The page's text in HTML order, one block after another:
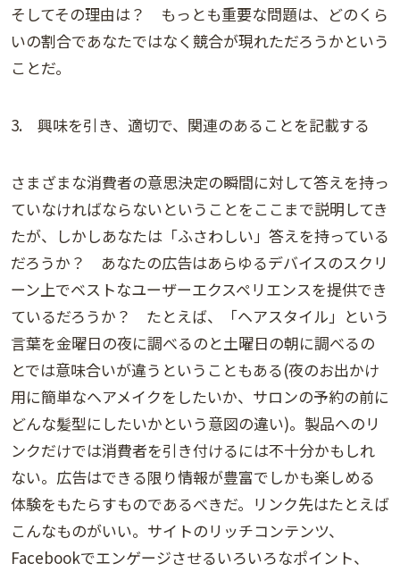
そしてその理由は？ もっとも重要な問題は、どのくら
いの割合であなたではなく競合が現れただろうかという
ことだ。
3. 興味を引き、適切で、関連のあることを記載する
さまざまな消費者の意思決定の瞬間に対して答えを持っ
ていなければならないということをここまで説明してき
たが、しかしあなたは「ふさわしい」答えを持っている
だろうか？ あなたの広告はあらゆるデバイスのスクリ
ーン上でベストなユーザーエクスペリエンスを提供でき
ているだろうか？ たとえば、「ヘアスタイル」という
言葉を金曜日の夜に調べるのと土曜日の朝に調べるの
とでは意味合いが違うということもある(夜のお出かけ
用に簡単なヘアメイクをしたいか、サロンの予約の前に
どんな髪型にしたいかという意図の違い)。製品へのリ
ンクだけでは消費者を引き付けるには不十分かもしれ
ない。広告はできる限り情報が豊富でしかも楽しめる
体験をもたらすものであるべきだ。リンク先はたとえば
こんなものがいい。サイトのリッチコンテンツ、
Facebookでエンゲージさせるいろいろなポイント、